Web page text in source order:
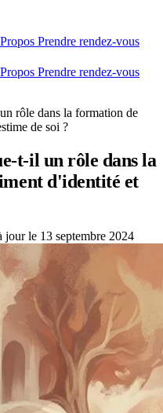
Prendre rendez-vous
Prendre rendez-vous
rôle dans la formation de
de soi ?
t-il un rôle dans la
d'identité et
jour le 13 septembre 2024